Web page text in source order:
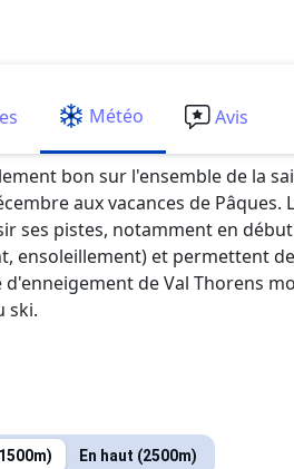
Météo Avis
bon sur l'ensemble de la
aux vacances de Pâques.
ses pistes, notamment en
et permettent
de Val Thorens
ski.
En haut (2500m)